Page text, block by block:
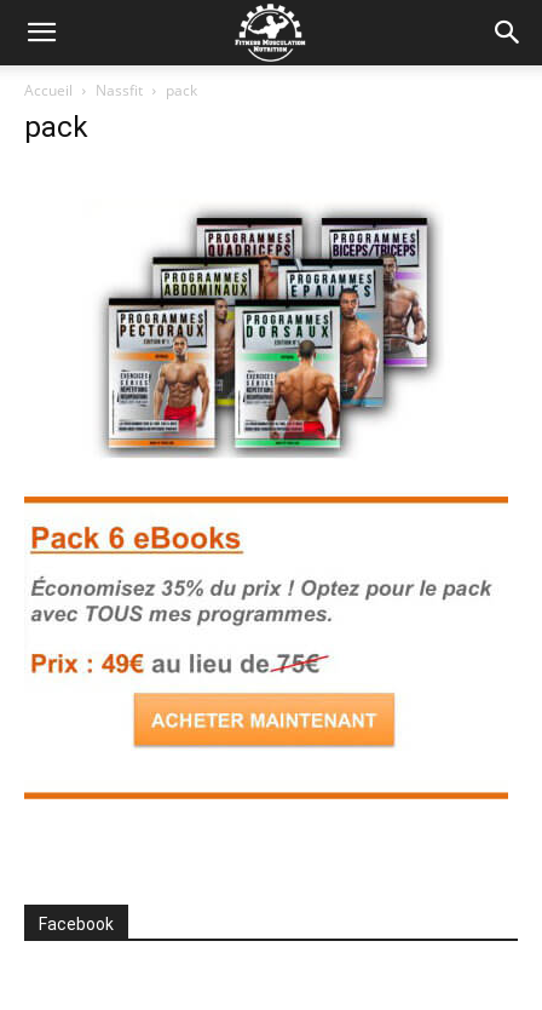
Accueil Nassfit pack
pack
Facebook